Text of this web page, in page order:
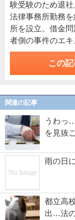
験受験のため退
法律事務所勤務
所を設立。借金
者側の事件のエキ
この
関連の記事
うわっ
を見抜
雨の日
都立高
出…法